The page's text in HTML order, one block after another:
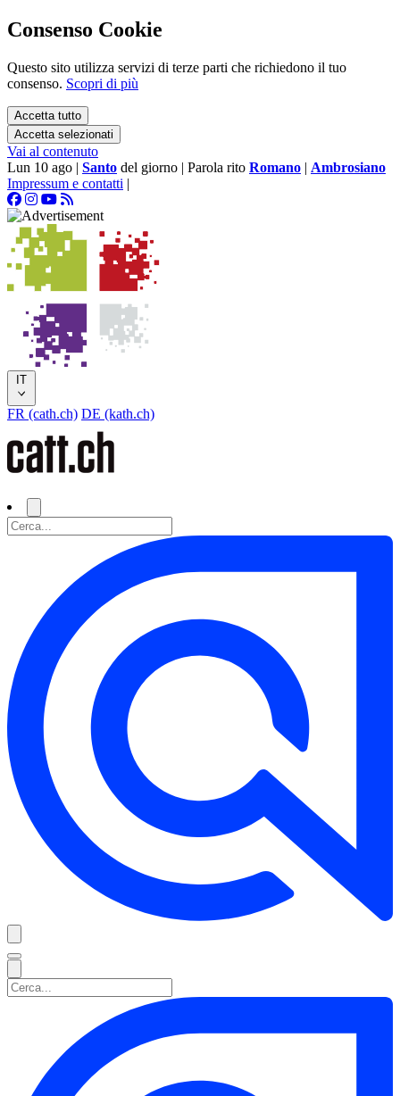
Consenso Cookie
Questo sito utilizza servizi di terze parti che richiedono il tuo
consenso. Scopri di più
Accetta tutto
Accetta selezionati
Vai al contenuto
Lun 10 ago | Santo del giorno | Parola rito Romano | Ambrosiano
Impressum e contatti |
IT
FR (cath.ch) DE (kath.ch)